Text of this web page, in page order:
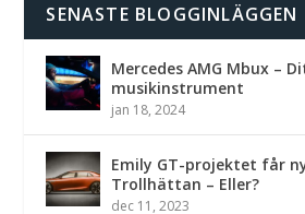
SENASTE BLOGGINLÄGGEN
Mercedes AMG Mbux –
musikinstrument
jan 18, 2024
Emily GT-projektet får
Trollhättan – Eller?
dec 11, 2023